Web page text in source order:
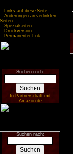
- Links auf diese Seite
- Änderungen an verlinkten
Seiten
- Spezialseiten
- Druckversion
- Permanenter Link
Suchen nach:
In Partnerschaft mit
Amazon.de
Suchen nach: